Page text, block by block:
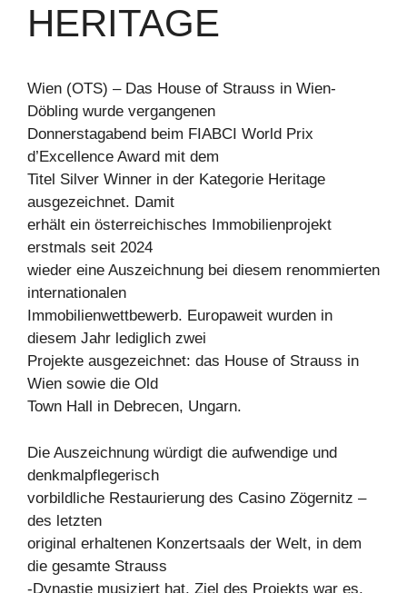
HERITAGE
Wien (OTS) – Das House of Strauss in Wien-
Döbling wurde vergangenen
Donnerstagabend beim FIABCI World Prix
d’Excellence Award mit dem
Titel Silver Winner in der Kategorie Heritage
ausgezeichnet. Damit
erhält ein österreichisches Immobilienprojekt
erstmals seit 2024
wieder eine Auszeichnung bei diesem renommierten
internationalen
Immobilienwettbewerb. Europaweit wurden in
diesem Jahr lediglich zwei
Projekte ausgezeichnet: das House of Strauss in
Wien sowie die Old
Town Hall in Debrecen, Ungarn.
Die Auszeichnung würdigt die aufwendige und
denkmalpflegerisch
vorbildliche Restaurierung des Casino Zögernitz –
des letzten
original erhaltenen Konzertsaals der Welt, in dem
die gesamte Strauss
-Dynastie musiziert hat. Ziel des Projekts war es,